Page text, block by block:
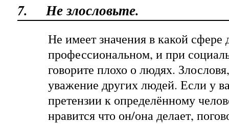
7. Не злословьте.
Не имеет значения в какой сфере
профессиональном, и при
говорите плохо о людях.
уважение других людей. Если у
претензии к определённому
нравится что он/она делает,